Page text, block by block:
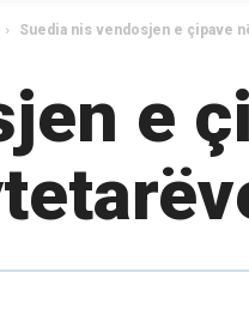
Suedia nis vendosjen e çipave
e